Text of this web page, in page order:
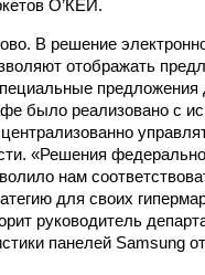
О’КЕЙ.
В решение
отображать
предложения
было реализовано с
«Решения
нам
для своих
руководитель
панелей Samsung